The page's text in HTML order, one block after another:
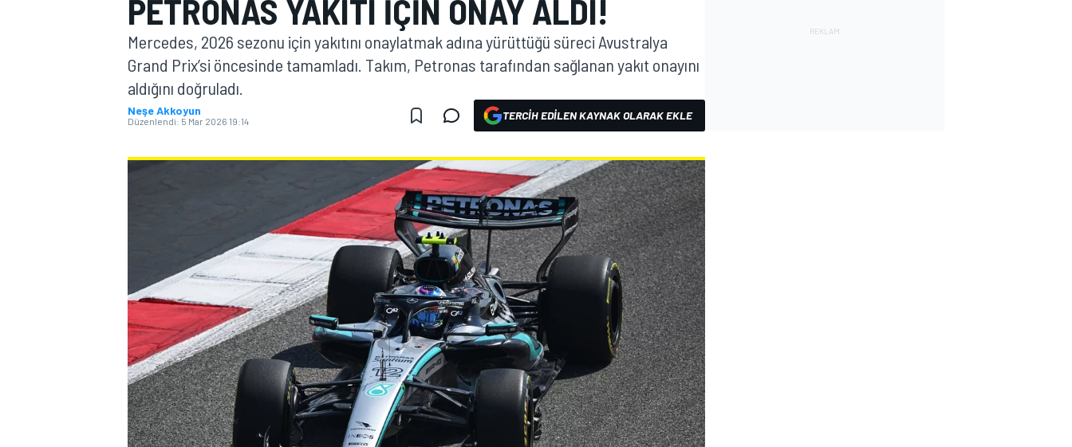
MOTOGP
WORLD SUPERBIKE
PETRONAS YAKITI IÇIN ONAY ALDI!
Mercedes, 2026 sezonu için yakıtını onaylatmak adına yürüttüğü süreci Avustralya
Grand Prix’si öncesinde tamamladı. Takım, Petronas tarafından sağlanan yakıt onayını
aldığını doğruladı.
Neşe Akkoyun
Düzenlendi: 5 Mar 2026 19:14 TERCIH EDILEN KAYNAK OLARAK EKLE